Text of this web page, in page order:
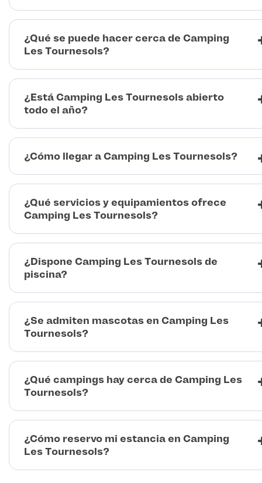
¿Qué se puede hacer cerca de Camping
Les Tournesols?
¿Está Camping Les Tournesols abierto
todo el año?
¿Cómo llegar a Camping Les Tournesols?
¿Qué servicios y equipamientos ofrece
Camping Les Tournesols?
¿Dispone Camping Les Tournesols de
piscina?
¿Se admiten mascotas en Camping Les
Tournesols?
¿Qué campings hay cerca de Camping Les
Tournesols?
¿Cómo reservo mi estancia en Camping
Les Tournesols?